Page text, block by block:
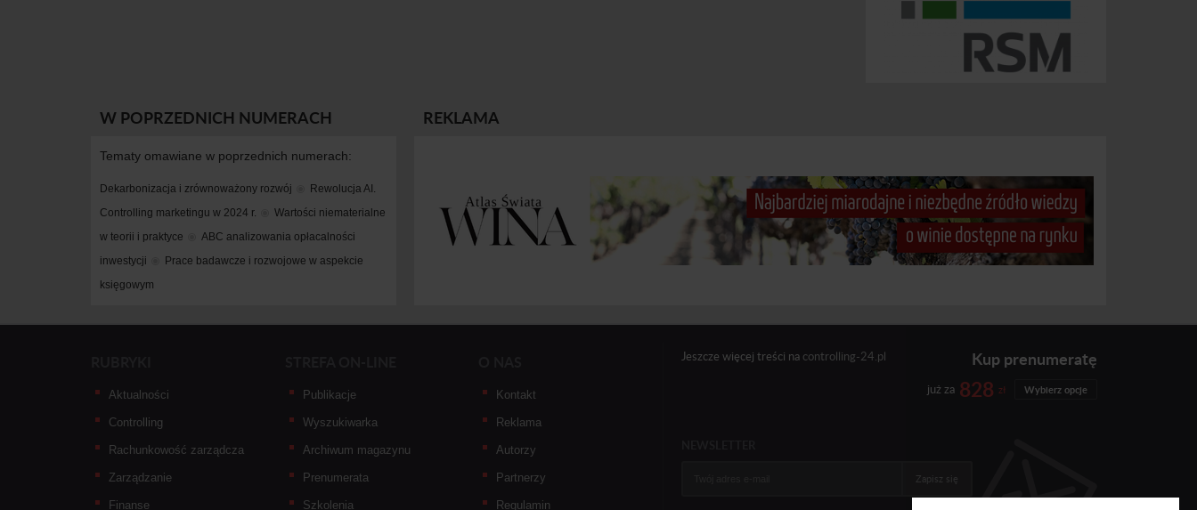
W POPRZEDNICH NUMERACH
Tematy omawiane w poprzednich numerach:
Dekarbonizacja i zrównoważony rozwój
Rewolucja AI.
Controlling marketingu w 2024 r.
Wartości niematerialne
w teorii i praktyce
ABC analizowania opłacalności
inwestycji
Prace badawcze i rozwojowe w aspekcie
księgowym
REKLAMA
Aktualności
Controlling
Rachunkowość zarządcza
Zarządzanie
Finanse
Publikacje
Wyszukiwarka
Archiwum magazynu
Prenumerata
Szkolenia
Kontakt
Reklama
Autorzy
Partnerzy
Regulamin
Jeszcze więcej treści na controlling-24.pl Kup prenumeratę
już za 828 zł Wybierz opcje
Zapisz się